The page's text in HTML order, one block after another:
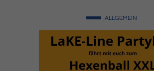
ALLGEMEIN